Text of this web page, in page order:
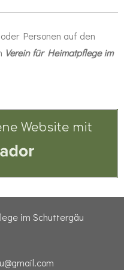
Personen auf den
Verein für Heimatpflege im
Website mit
im Schuttergäu